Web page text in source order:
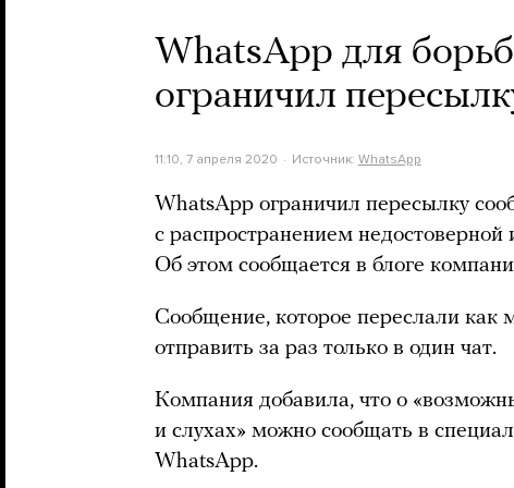
WhatsApp для
ограничил
11:10, 7 апреля 2020 Источник: WhatsApp
WhatsApp ограничил пересылку
с распространением
Об этом сообщается в блоге
Сообщение, которое переслали как
отправить за раз только в один чат.
Компания добавила, что о
и слухах» можно сообщать в
WhatsApp.